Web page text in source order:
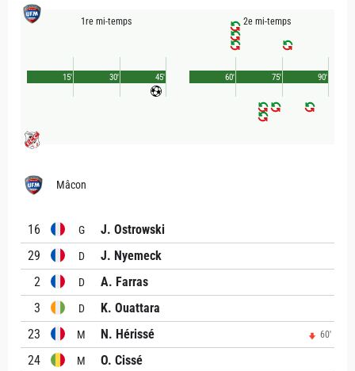
1re mi-temps
45'
15' 30'
2e mi-temps
90'
60' 75'
Mâcon
16 G
J. Ostrowski
29
D
J. Nyemeck
2
D
A. Farras
3
D
K. Ouattara
23
M N. Hérissé 60'
24 M
O. Cissé